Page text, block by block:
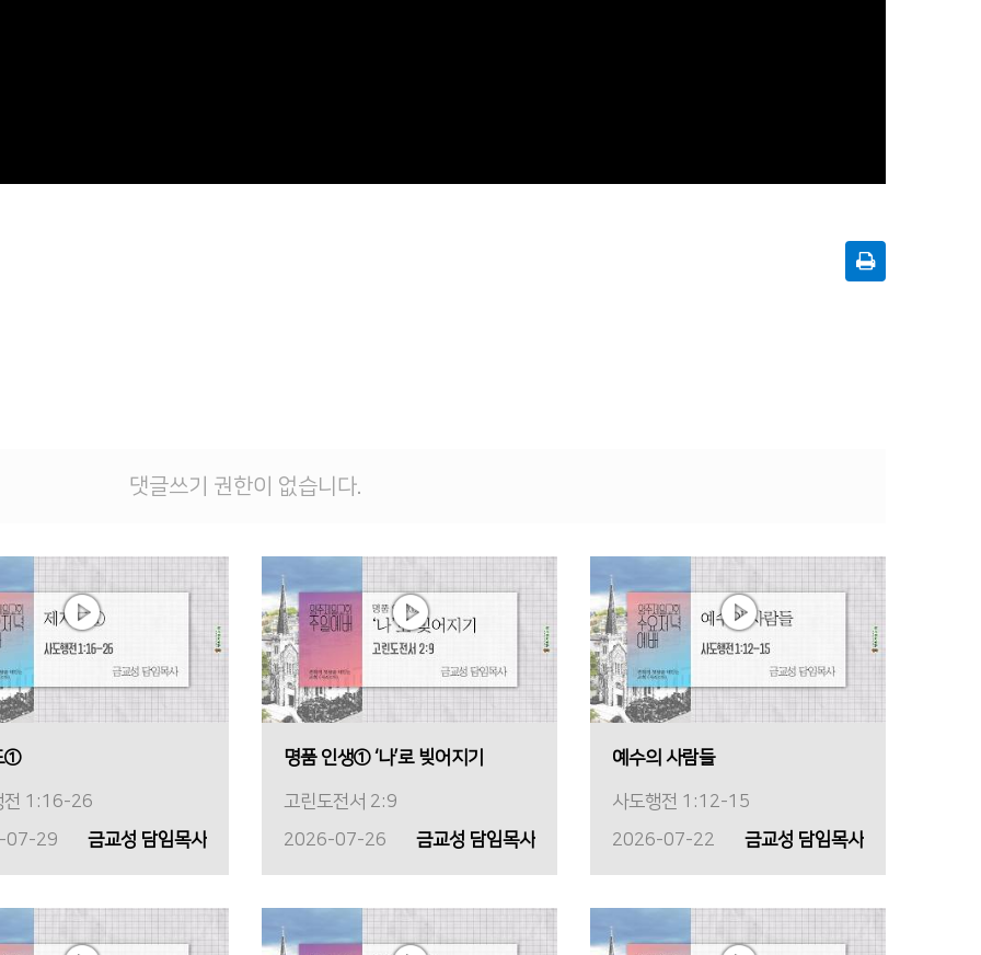
댓글쓰기 권한이 없습니다.
①
전 1:16-26
07-29
금교성 담임목사
명품 인생① ‘나’로 빚어지기
고린도전서 2:9
2026-07-26
금교성 담임목사
예수의 사람들
사도행전 1:12-15
2026-07-22
금교성 담임목사